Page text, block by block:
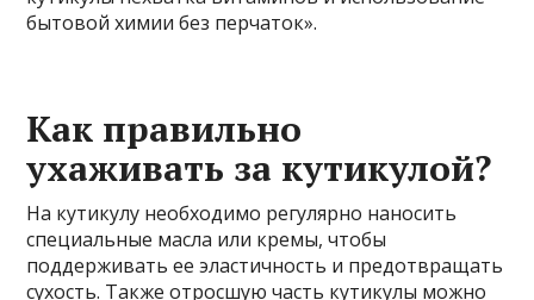
бытовой химии без перчаток».
Как правильно
ухаживать за кутикулой?
На кутикулу необходимо регулярно наносить
специальные масла или кремы, чтобы
поддерживать ее эластичность и предотвращать
сухость. Также отросшую часть кутикулы можно